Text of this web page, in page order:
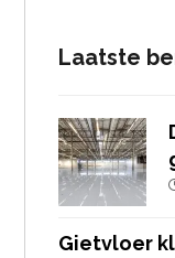
Laatste
Gietvloer